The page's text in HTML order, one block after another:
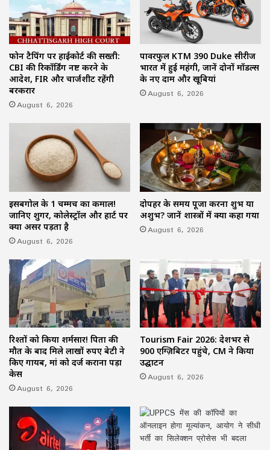
फोन टैपिंग पर हाईकोर्ट की सख्ती:
CBI की रिकॉर्डिंग नष्ट करने के
आदेश, FIR और चार्जशीट रहेंगी
बरकरार
August 6, 2026
पावरफुल KTM 390 Duke सीरीज
भारत में हुई महंगी, जानें दोनों मॉडल्स
के नए दाम और खूबियां
August 6, 2026
इसबगोल के 1 चम्मच का कमाल!
जानिए शुगर, कोलेस्ट्रॉल और हार्ट पर
क्या असर पड़ता है
August 6, 2026
दोपहर के समय पूजा करना शुभ या
अशुभ? जानें शास्त्रों में क्या कहा गया
August 6, 2026
रिश्तों को किया शर्मसार! पिता की
मौत के बाद मिले लाखों रुपए बेटी ने
किए गायब, मां को दर्ज कराना पड़ा
केस
August 6, 2026
Tourism Fair 2026: देशभर से
900 एग्ज़िबिटर पहुंचे, CM ने किया
उद्घाटन
August 6, 2026